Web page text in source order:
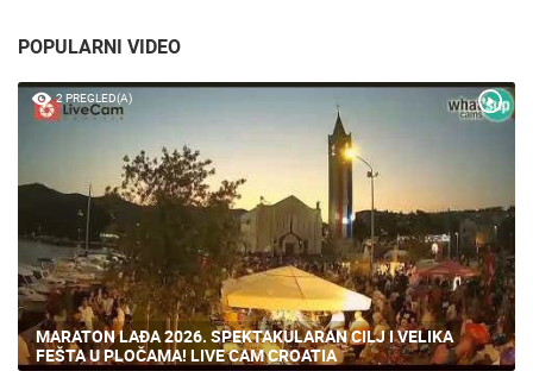
POPULARNI VIDEO
2 PREGLED(A)
MARATON LAĐA 2026. SPEKTAKULARAN CILJ I VELIKA
FEŠTA U PLOČAMA! LIVE CAM CROATIA